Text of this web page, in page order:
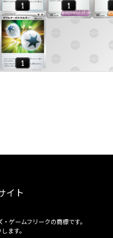
イト
ゲームフリークの商標です。
ます。